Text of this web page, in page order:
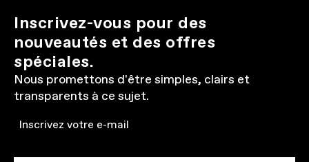
Inscrivez-vous pour des
nouveautés et des offres
spéciales.
Nous promettons d'être simples, clairs et
transparents à ce sujet.
Email